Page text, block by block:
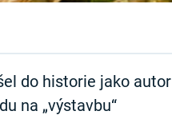
do historie jako autor
na „výstavbu“